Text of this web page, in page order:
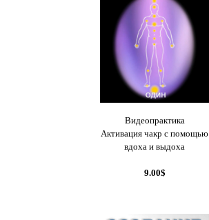
Видеопрактика
Активация чакр с помощью
вдоха и выдоха
9.00$